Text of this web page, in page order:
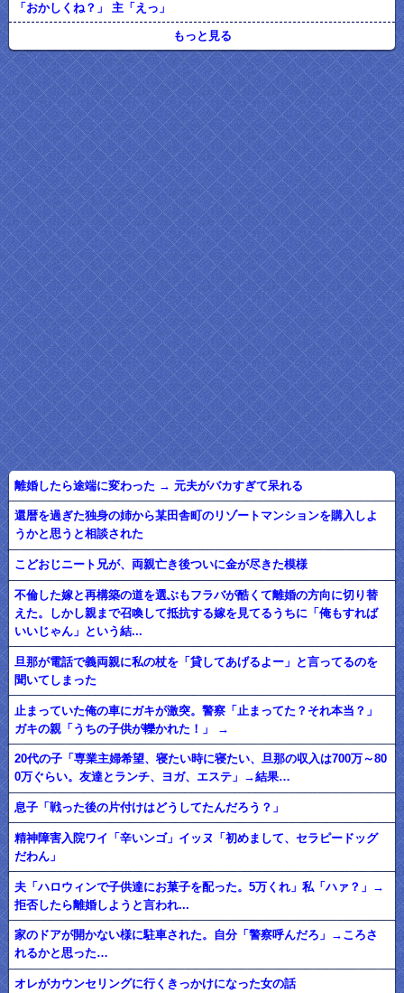
「おかしくね？」 主「えっ」
もっと見る
離婚したら途端に変わった → 元夫がバカすぎて呆れる
還暦を過ぎた独身の姉から某田舎町のリゾートマンションを購入しよ
うかと思うと相談された
こどおじニート兄が、両親亡き後ついに金が尽きた模様
不倫した嫁と再構築の道を選ぶもフラバが酷くて離婚の方向に切り替
えた。しかし親まで召喚して抵抗する嫁を見てるうちに「俺もすれば
いいじゃん」という結...
旦那が電話で義両親に私の杖を「貸してあげるよー」と言ってるのを
聞いてしまった
止まっていた俺の車にガキが激突。警察「止まってた？それ本当？」
ガキの親「うちの子供が轢かれた！」 →
20代の子「専業主婦希望、寝たい時に寝たい、旦那の収入は700万～80
0万ぐらい。友達とランチ、ヨガ、エステ」→結果…
息子「戦った後の片付けはどうしてたんだろう？」
精神障害入院ワイ「辛いンゴ」イッヌ「初めまして、セラピードッグ
だわん」
夫「ハロウィンで子供達にお菓子を配った。5万くれ」私「ハァ？」→
拒否したら離婚しようと言われ...
家のドアが開かない様に駐車された。自分「警察呼んだろ」→ころさ
れるかと思った…
オレがカウンセリングに行くきっかけになった女の話